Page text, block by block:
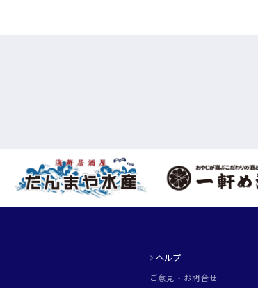
ヘルプ
ご意見・お問合せ